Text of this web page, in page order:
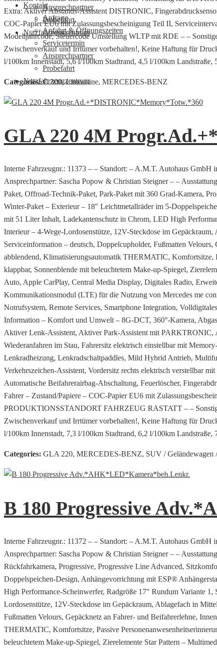
Ansprechpartner
Probefahrt
Nutzfahrzeugzentrum
Kontakt
Anfrage
Anfahrt & Öffnungszeiten
Servicetermin
Ansprechpartner
Probefahrt
Nutzfahrzeugzentrum
Extra: Aktiver Abstands-Assistent DISTRONIC,
COC-Papier EU6 mit Zulassungsbescheinigung Teil II,
Modelljahrcode, Steuercode Umstellung WLTP mit RDE – –
Zwischenverkauf und Irrtümer vorbehalten!, Keine Haftung für
l/100km Innenstadt, 5,6 l/100km Stadtrand, 4,5 l/100km Landstraße,
Categories:C 300, Limousine, MERCEDES-BENZ
GLA 220 4M
Interne Fahrzeugnr.: 11373 – – Standort: – A.M.T. Autohaus
Ansprechpartner: Sascha Popow & Christian Steigner – –
Paket, Offroad-Technik-Paket, Park-Paket mit 360 Grad-Kamera,
Winter-Paket – Exterieur – 18″ Leichtmetallräder im 5-
mit 51 Liter Inhalt, Ladekantenschutz in Chrom, LED High
Interieur – 4-Wege-Lordosenstütze, 12V-Steckdose im
Serviceinformation – deutsch, Doppelcupholder, Fußmatten
abblendend, Klimatisierungsautomatik THERMATIC, Komfortsitze,
klappbar, Sonnenblende mit beleuchtetem Make-up-Spiegel,
Auto, Apple CarPlay, Central Media Display, Digitales Radio,
Kommunikationsmodul (LTE) für die Nutzung von Mercedes me
Notrufsystem, Remote Services, Smartphone Integration,
Information – Komfort und Umwelt – 8G-DCT, 360°-Kamera,
Aktiver Lenk-Assistent, Aktiver Park-Assistent mit PARKTRONIC,
Wiederanfahren im Stau, Fahrersitz elektrisch einstellbar mit
Lenkradheizung, Lenkradschaltpaddles, Mild Hybrid Antrieb,
Verkehrszeichen-Assistent, Vordersitz rechts elektrisch verstellbar
Automatische Beifahrerairbag-Abschaltung, Feuerlöscher,
Fahrer – Zustand/Papiere – COC-Papier EU6 mit
PRODUKTIONSSTANDORT FAHRZEUG RASTATT – –
Zwischenverkauf und Irrtümer vorbehalten!, Keine Haftung für
l/100km Innenstadt, 7,3 l/100km Stadtrand, 6,2 l/100km Landstraße,
Categories: GLA 220, MERCEDES-BENZ, SUV / Geländewagen
B 180 Progressive
Interne Fahrzeugnr.: 11372 – – Standort: – A.M.T. Autohaus
Ansprechpartner: Sascha Popow & Christian Steigner – –
Rückfahrkamera, Progressive, Progressive Line Advanced,
Doppelspeichen-Design, Anhängevorrichtung mit ESP®
High Performance-Scheinwerfer, Radgröße 17″ Rundum Variante
Lordosenstütze, 12V-Steckdose im Gepäckraum, Ablagefach in
Fußmatten Velours, Gepäcknetz an Fahrer- und Beifahrerlehne,
THERMATIC, Komfortsitze, Passive
beleuchtetem Make-up-Spiegel, Zierelemente Star Pattern –